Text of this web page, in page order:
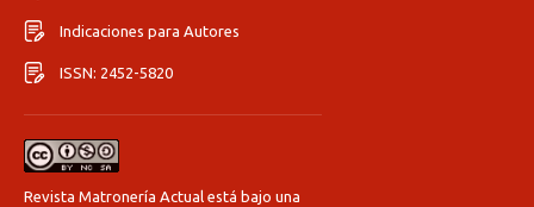
Indicaciones para Autores
ISSN: 2452-5820
Revista Matronería Actual está bajo una